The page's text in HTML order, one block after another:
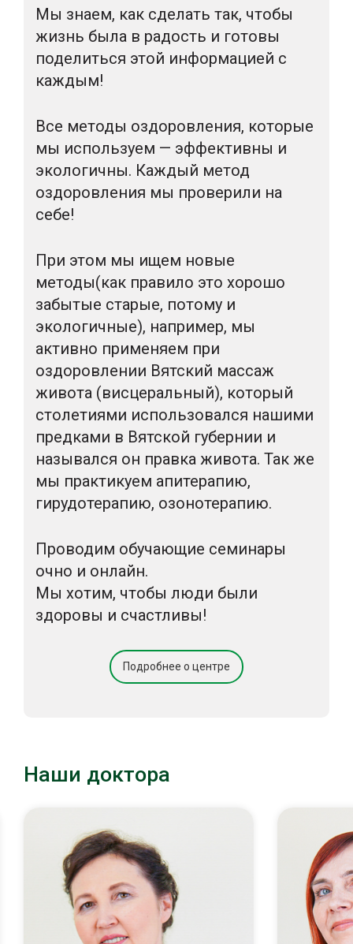
Мы знаем, как сделать так, чтобы
жизнь была в радость и готовы
поделиться этой информацией с
каждым!
Все методы оздоровления, которые
мы используем — эффективны и
экологичны. Каждый метод
оздоровления мы проверили на
себе!
При этом мы ищем новые
методы(как правило это хорошо
забытые старые, потому и
экологичные), например, мы
активно применяем при
оздоровлении Вятский массаж
живота (висцеральный), который
столетиями использовался нашими
предками в Вятской губернии и
назывался он правка живота. Так же
мы практикуем апитерапию,
гирудотерапию, озонотерапию.
Проводим обучающие семинары
очно и онлайн.
Мы хотим, чтобы люди были
здоровы и счастливы!
Подробнее о центре
Наши доктора